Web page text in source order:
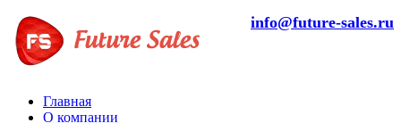
info@future-sales.ru
Главная
О компании